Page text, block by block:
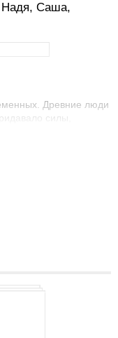
Саша,
Древние люди
силы,